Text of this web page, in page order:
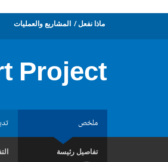
ماذا نفعل المشاريع والعمليات
Project
ملخص
تفاصيل رئيسة